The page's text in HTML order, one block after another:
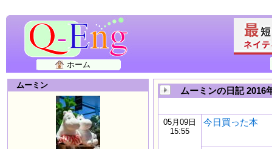
ホーム
ムーミン
ムーミンの日記 2016
05月09日
15:55
今日買った本